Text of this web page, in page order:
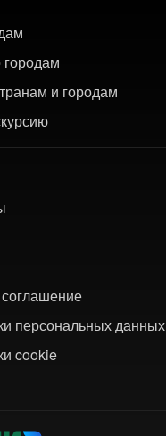
и городам
персональных данных
cookie